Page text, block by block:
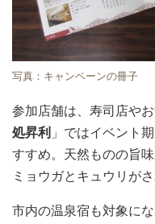
写真：キャンペーンの冊子
参加店舗は、寿司店や
処昇利 」ではイベント
すすめ。天然ものの旨
ミョウガとキュウリが
市内の温泉宿も対象にな